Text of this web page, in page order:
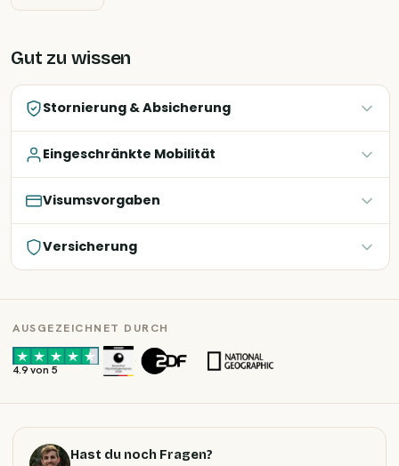
Gut zu wissen
Stornierung & Absicherung
Eingeschränkte Mobilität
Visumsvorgaben
Versicherung
AUSGEZEICHNET DURCH
4.9 von 5
· ·
Hast du noch Fragen?